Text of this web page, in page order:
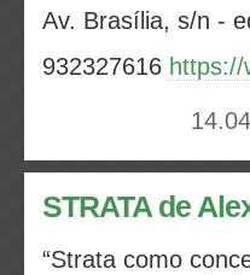
Av. Brasília, s/n -
932327616
STRATA de
“Strata como